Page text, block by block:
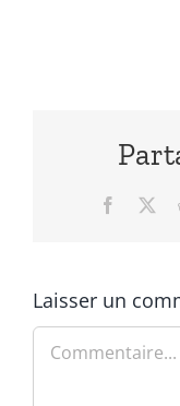
Laisser un
Commentaire